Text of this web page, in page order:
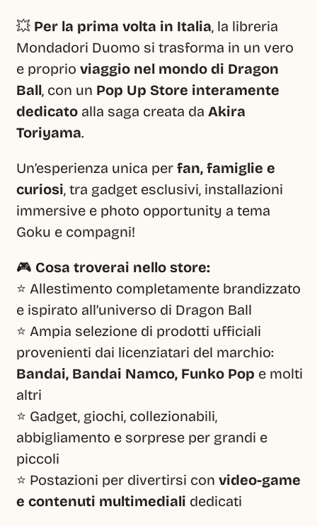
💥 Per la prima volta in Italia, la libreria
Mondadori Duomo si trasforma in un vero
e proprio viaggio nel mondo di Dragon
Ball, con un Pop Up Store interamente
dedicato alla saga creata da Akira
Toriyama.
Un’esperienza unica per fan, famiglie e
curiosi, tra gadget esclusivi, installazioni
immersive e photo opportunity a tema
Goku e compagni!
🎮 Cosa troverai nello store:
⭐ Allestimento completamente brandizzato
e ispirato all’universo di Dragon Ball
⭐ Ampia selezione di prodotti ufficiali
Bandai, Bandai Namco, Funko Pop e molti
altri
⭐ Gadget, giochi, collezionabili,
abbigliamento e sorprese per grandi e
piccoli
⭐ Postazioni per divertirsi con video-game
e contenuti multimediali dedicati